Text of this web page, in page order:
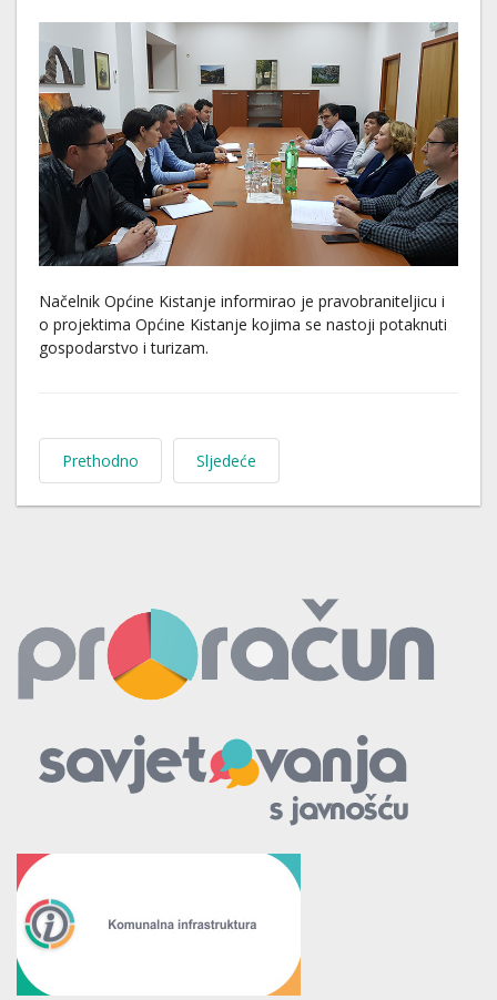
Načelnik Općine Kistanje informirao je pravobraniteljicu i
o projektima Općine Kistanje kojima se nastoji potaknuti
gospodarstvo i turizam.
Prethodno Sljedeće